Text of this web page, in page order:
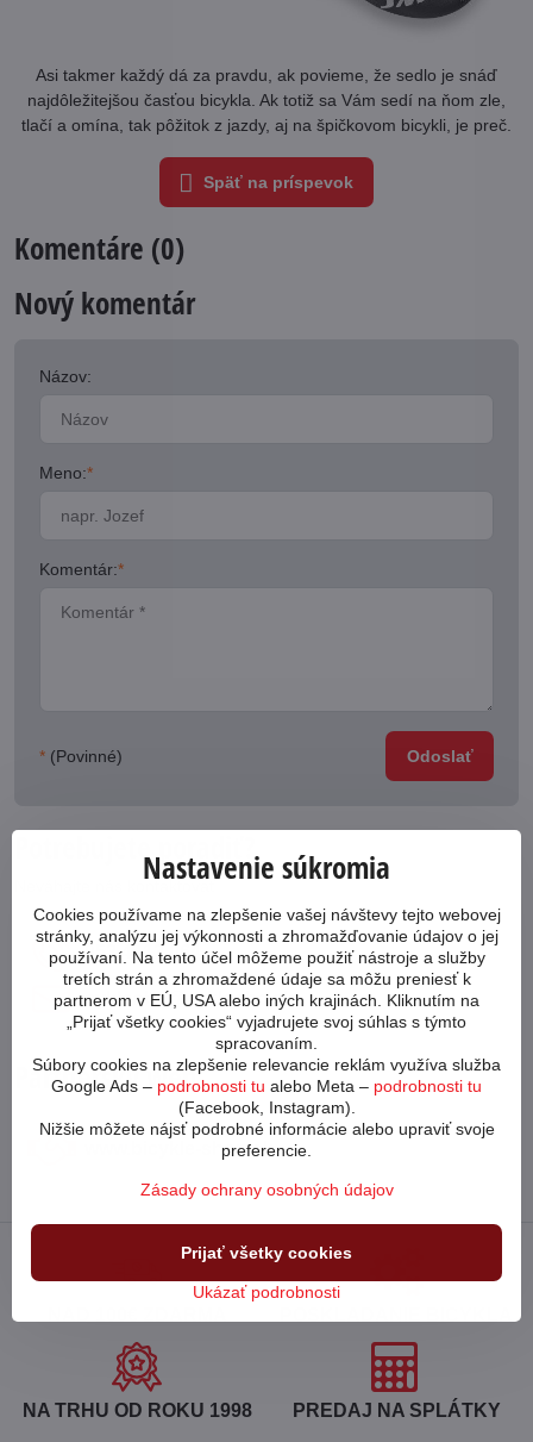
Asi takmer každý dá za pravdu, ak povieme, že sedlo je snáď
najdôležitejšou časťou bicykla. Ak totiž sa Vám sedí na ňom zle,
tlačí a omína, tak pôžitok z jazdy, aj na špičkovom bicykli, je preč.
Späť na príspevok
Komentáre (0)
Nový komentár
Názov:
Meno:*
Komentár:*
* (Povinné) Odoslať
Potrebujete poradiť?
053 4413 064
cykloabc​@cykloabc​.sk
Partnerský web
www​.bicykle-shop​.sk
NA TRHU OD ROKU 1998 PREDAJ NA SPLÁTKY
Nastavenie súkromia
Cookies používame na zlepšenie vašej návštevy tejto webovej
stránky, analýzu jej výkonnosti a zhromažďovanie údajov o jej
používaní. Na tento účel môžeme použiť nástroje a služby
tretích strán a zhromaždené údaje sa môžu preniesť k
partnerom v EÚ, USA alebo iných krajinách. Kliknutím na
„Prijať všetky cookies“ vyjadrujete svoj súhlas s týmto
spracovaním.
Súbory cookies na zlepšenie relevancie reklám využíva služba
Google Ads – podrobnosti tu alebo Meta – podrobnosti tu
(Facebook, Instagram).
Nižšie môžete nájsť podrobné informácie alebo upraviť svoje
preferencie.
Zásady ochrany osobných údajov
Ukázať podrobnosti
Prijať všetky cookies